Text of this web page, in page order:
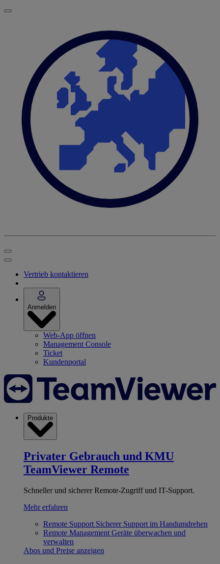
Vertrieb kontaktieren
Anmelden
Web-App öffnen
Management Console
Ticket
Kundenportal
Produkte
Privater Gebrauch und KMU
TeamViewer Remote
Schneller und sicherer Remote-Zugriff und IT-Support.
Mehr erfahren
Remote Support Sicherer Support im Handumdrehen
Remote Management Geräte überwachen und
verwalten
Abos und Preise anzeigen